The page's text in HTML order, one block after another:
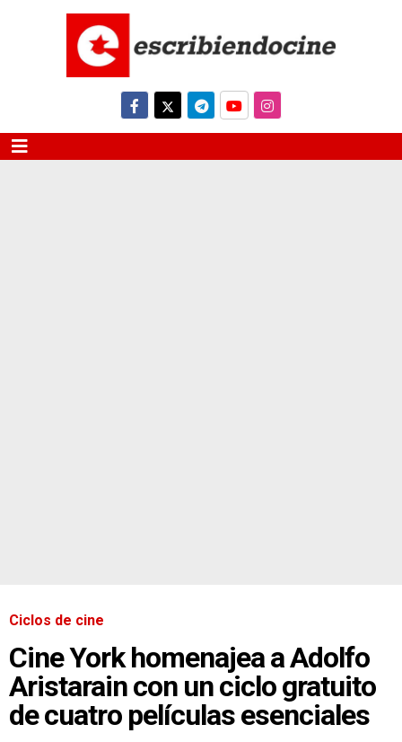
Ciclos de cine
Cine York homenajea a Adolfo
Aristarain con un ciclo gratuito
de cuatro películas esenciales